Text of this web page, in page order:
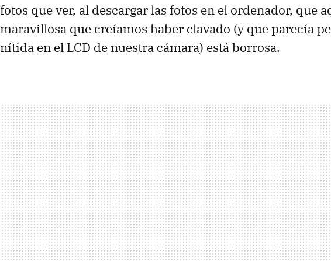
fotos que ver, al descargar las fotos en el ordenador, que
maravillosa que creíamos haber clavado (y que parecía
nítida en el LCD de nuestra cámara) está borrosa.